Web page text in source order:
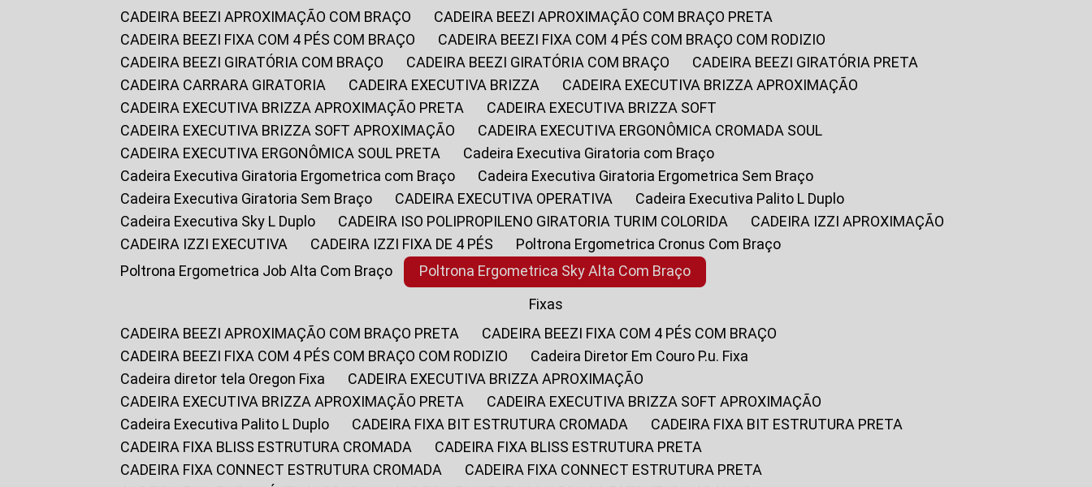
CADEIRA BEEZI APROXIMAÇÃO COM BRAÇO
CADEIRA BEEZI APROXIMAÇÃO COM BRAÇO PRETA
CADEIRA BEEZI FIXA COM 4 PÉS COM BRAÇO
CADEIRA BEEZI FIXA COM 4 PÉS COM BRAÇO COM RODIZIO
CADEIRA BEEZI GIRATÓRIA COM BRAÇO
CADEIRA BEEZI GIRATÓRIA COM BRAÇO
CADEIRA BEEZI GIRATÓRIA PRETA
CADEIRA CARRARA GIRATORIA
CADEIRA EXECUTIVA BRIZZA
CADEIRA EXECUTIVA BRIZZA APROXIMAÇÃO
CADEIRA EXECUTIVA BRIZZA APROXIMAÇÃO PRETA
CADEIRA EXECUTIVA BRIZZA SOFT
CADEIRA EXECUTIVA BRIZZA SOFT APROXIMAÇÃO
CADEIRA EXECUTIVA ERGONÔMICA CROMADA SOUL
CADEIRA EXECUTIVA ERGONÔMICA SOUL PRETA
Cadeira Executiva Giratoria com Braço
Cadeira Executiva Giratoria Ergometrica com Braço
Cadeira Executiva Giratoria Ergometrica Sem Braço
Cadeira Executiva Giratoria Sem Braço
CADEIRA EXECUTIVA OPERATIVA
Cadeira Executiva Palito L Duplo
Cadeira Executiva Sky L Duplo
CADEIRA ISO POLIPROPILENO GIRATORIA TURIM COLORIDA
CADEIRA IZZI APROXIMAÇÃO
CADEIRA IZZI EXECUTIVA
CADEIRA IZZI FIXA DE 4 PÉS
Poltrona Ergometrica Cronus Com Braço
Poltrona Ergometrica Job Alta Com Braço
Poltrona Ergometrica Sky Alta Com Braço
Fixas
CADEIRA BEEZI APROXIMAÇÃO COM BRAÇO PRETA
CADEIRA BEEZI FIXA COM 4 PÉS COM BRAÇO
CADEIRA BEEZI FIXA COM 4 PÉS COM BRAÇO COM RODIZIO
Cadeira Diretor Em Couro P.u. Fixa
Cadeira diretor tela Oregon Fixa
CADEIRA EXECUTIVA BRIZZA APROXIMAÇÃO
CADEIRA EXECUTIVA BRIZZA APROXIMAÇÃO PRETA
CADEIRA EXECUTIVA BRIZZA SOFT APROXIMAÇÃO
Cadeira Executiva Palito L Duplo
CADEIRA FIXA BIT ESTRUTURA CROMADA
CADEIRA FIXA BIT ESTRUTURA PRETA
CADEIRA FIXA BLISS ESTRUTURA CROMADA
CADEIRA FIXA BLISS ESTRUTURA PRETA
CADEIRA FIXA CONNECT ESTRUTURA CROMADA
CADEIRA FIXA CONNECT ESTRUTURA PRETA